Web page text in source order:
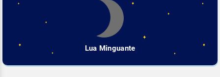
Lua Minguante